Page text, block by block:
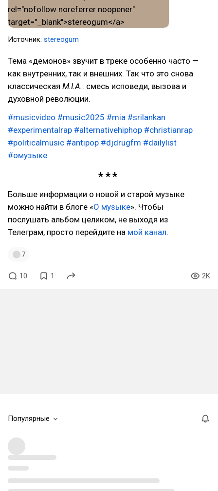
Источник: stereogum
Тема «демонов» звучит в треке особенно часто —
как внутренних, так и внешних. Так что это снова
классическая M.I.A.: смесь исповеди, вызова и
духовной революции.
#musicvideo #music2025 #mia #srilankan
#experimentalrap #alternativehiphop #christianrap
#politicalmusic #antipop #djdrugfm #dailylist
#омузыке
Больше информации о новой и старой музыке
можно найти в блоге «О музыке». Чтобы
послушать альбом целиком, не выходя из
Телеграм, просто перейдите на мой канал.
7
10 1 2K
Популярные